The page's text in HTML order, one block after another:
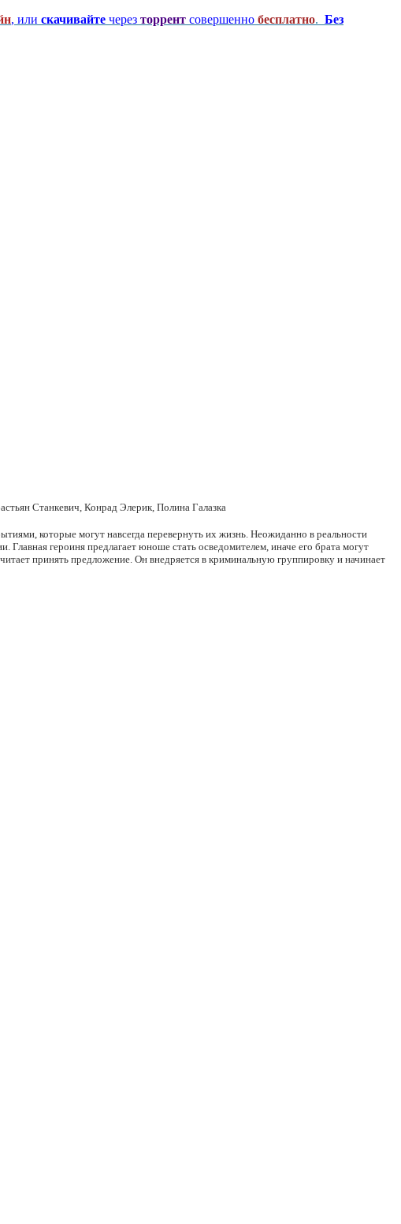
, или скачивайте через торрент совершенно бесплатно. Без
Станкевич, Конрад Элерик, Полина Галазка
которые могут навсегда перевернуть их жизнь. Неожиданно в реальности
героиня предлагает юноше стать осведомителем, иначе его брата могут
принять предложение. Он внедряется в криминальную группировку и начинает